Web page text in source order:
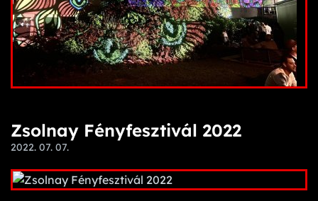
Zsolnay Fényfesztivál 2022
2022. 07. 07.